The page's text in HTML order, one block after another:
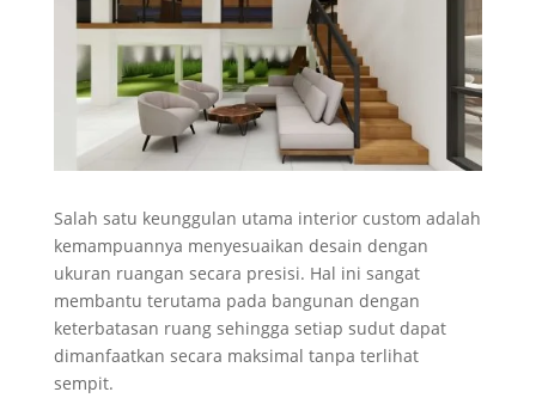
Salah satu keunggulan utama interior custom adalah
kemampuannya menyesuaikan desain dengan
ukuran ruangan secara presisi. Hal ini sangat
membantu terutama pada bangunan dengan
keterbatasan ruang sehingga setiap sudut dapat
dimanfaatkan secara maksimal tanpa terlihat
sempit.